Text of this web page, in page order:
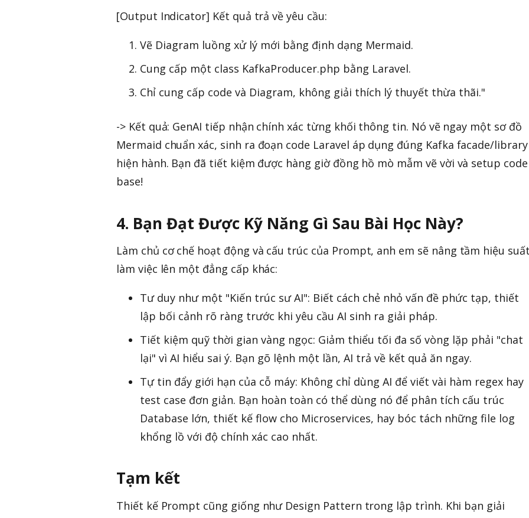
[Output Indicator] Kết quả trả về yêu cầu:
Vẽ Diagram luồng xử lý mới bằng định dạng Mermaid.
Cung cấp một class KafkaProducer.php bằng Laravel.
Chỉ cung cấp code và Diagram, không giải thích lý thuyết thừa thãi."
-> Kết quả: GenAI tiếp nhận chính xác từng khối thông tin. Nó vẽ ngay một sơ đồ
Mermaid chuẩn xác, sinh ra đoạn code Laravel áp dụng đúng Kafka facade/library
hiện hành. Bạn đã tiết kiệm được hàng giờ đồng hồ mò mẫm vẽ vời và setup code
base!
4. Bạn Đạt Được Kỹ Năng Gì Sau Bài Học Này?
Làm chủ cơ chế hoạt động và cấu trúc của Prompt, anh em sẽ nâng tầm hiệu
làm việc lên một đẳng cấp khác:
Tư duy như một "Kiến trúc sư AI": Biết cách chẻ nhỏ vấn đề phức tạp, thiết
lập bối cảnh rõ ràng trước khi yêu cầu AI sinh ra giải pháp.
Tiết kiệm quỹ thời gian vàng ngọc: Giảm thiểu tối đa số vòng lặp phải "chat
lại" vì AI hiểu sai ý. Bạn gõ lệnh một lần, AI trả về kết quả ăn ngay.
Tự tin đẩy giới hạn của cỗ máy: Không chỉ dùng AI để viết vài hàm regex hay
test case đơn giản. Bạn hoàn toàn có thể dùng nó để phân tích cấu trúc
Database lớn, thiết kế flow cho Microservices, hay bóc tách những file log
khổng lồ với độ chính xác cao nhất.
Tạm kết
Thiết kế Prompt cũng giống như Design Pattern trong lập trình. Khi bạn giải